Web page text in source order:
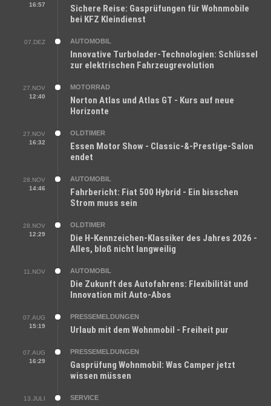
16:57
Sichere Reise: Gasprüfungen für Wohnmobile
bei KFZ Kleindienst
07.DEZ AUTOMOBIL
Innovative Turbolader-Technologien: Schlüssel
zur elektrischen Fahrzeugrevolution
27.NOV
12:40
MOTORRAD
Norton Atlas und Atlas GT - Kurs auf neue
Horizonte
27.NOV
16:32
OLDTIMER
Essen Motor Show - Classic-&-Prestige-Salon
endet
28.NOV
14:46
AUTOMOBIL
Fahrbericht: Fiat 500 Hybrid - Ein bisschen
Strom muss sein
28.NOV
12:29
OLDTIMER
Die H-Kennzeichen-Klassiker des Jahres 2026 -
Alles, bloß nicht langweilig
11.NOV AUTOMOBIL
Die Zukunft des Autofahrens: Flexibilität und
Innovation mit Auto-Abos
07.AUG
15:19
PRESSEMELDUNGEN
Urlaub mit dem Wohnmobil - Freiheit pur
07.AUG
16:29
PRESSEMELDUNGEN
Gasprüfung Wohnmobil: Was Camper jetzt
wissen müssen
13.JULI SERVICE